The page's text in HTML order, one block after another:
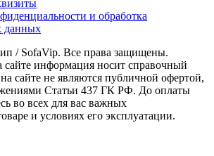
и обработка
данных
/ SofaVip. Все права защищены.
сайте информация носит справочный
сайте не являются публичной офертой,
Статьи 437 ГК РФ. До оплаты
во всех для вас важных
и условиях его эксплуатации.